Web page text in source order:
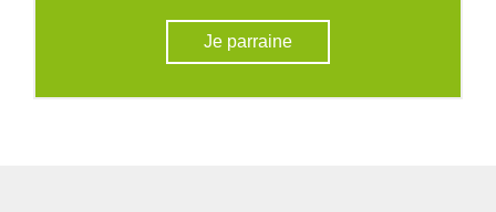
Je parraine